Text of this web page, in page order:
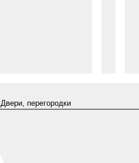
Двери, перегородки